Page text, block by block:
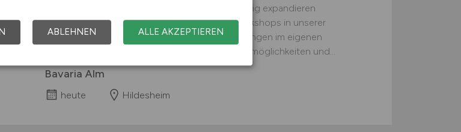
wachsen immer weiter und werden auch zukünftig expandieren
individuelle und umfangreiche Einarbeitung Workshops in unserer
hausinternen Akademie „Suniversity“ und Schulungen im eigenen
Betrieb sowie ein E-Learning-Tool Entwicklungsmöglichkeiten und...
Bavaria Alm
heute Hildesheim
ABLEHNEN ALLE AKZEPTIEREN